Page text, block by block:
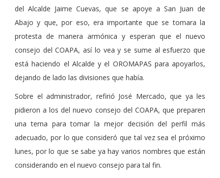
del Alcalde Jaime Cuevas, que se apoye a San Juan de
Abajo y que, por eso, era importante que se tomara la
protesta de manera armónica y esperan que el nuevo
consejo del COAPA, así lo vea y se sume al esfuerzo que
está haciendo el Alcalde y el OROMAPAS para apoyarlos,
dejando de lado las divisiones que había.
Sobre el administrador, refirió José Mercado, que ya les
pidieron a los del nuevo consejo del COAPA, que preparen
una terna para tomar la mejor decisión del perfil más
adecuado, por lo que consideró que tal vez sea el próximo
lunes, por lo que se sabe ya hay varios nombres que están
considerando en el nuevo consejo para tal fin.